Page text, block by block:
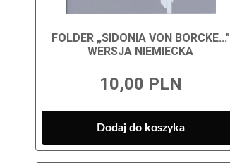
FOLDER „SIDONIA VON BORCKE..."
WERSJA NIEMIECKA
10,00 PLN
Dodaj do koszyka